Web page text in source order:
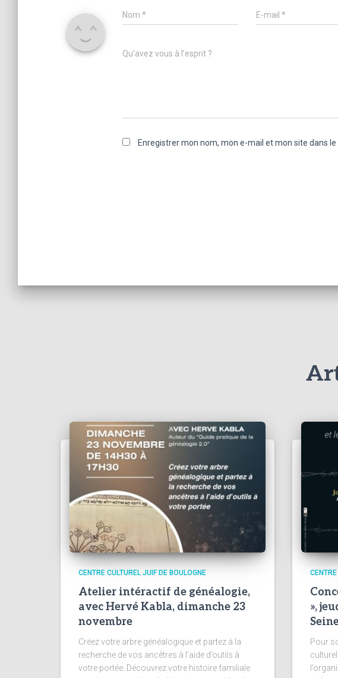
Nom * E-mail*
Qu’avez vous à l’esprit ?
Enregistrer mon nom, mon e-mail et mon site dans
CENTRE CULTUREL JUIF DE BOULOGNE
Atelier intéractif de généalogie,
avec Hervé Kabla, dimanche 23
novembre
Créez votre arbre généalogique et partez à la
recherche de vos ancêtres à l’aide d’outils à
votre portée. Découvrez votre histoire familiale
»,
Pour